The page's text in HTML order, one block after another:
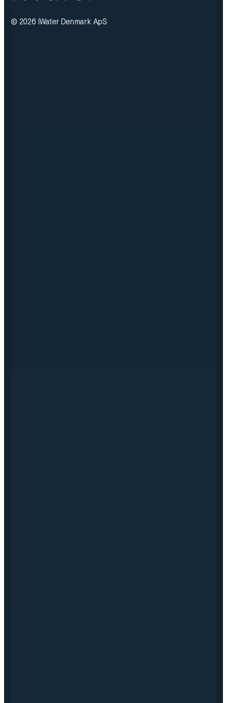
© 2026 iWater Denmark ApS